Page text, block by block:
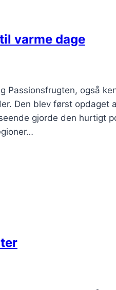
varme dage
også
Den blev først opdaget
gjorde den hurtigt